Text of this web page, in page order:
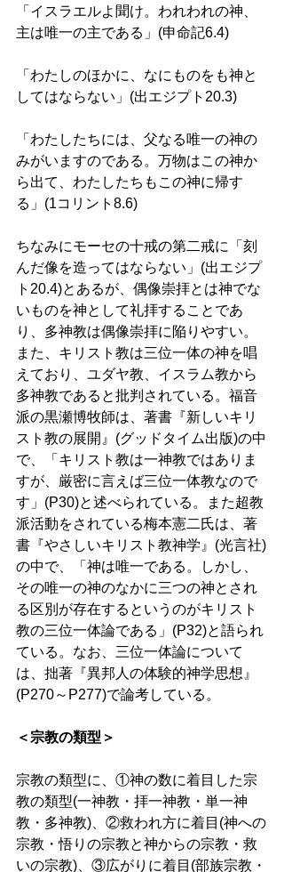
「イスラエルよ聞け。われわれの神、
主は唯一の主である」(申命記6.4)
「わたしのほかに、なにものをも神と
してはならない」(出エジプト20.3)
「わたしたちには、父なる唯一の神の
みがいますのである。万物はこの神か
ら出て、わたしたちもこの神に帰す
る」(1コリント8.6)
ちなみにモーセの十戒の第二戒に「刻
んだ像を造ってはならない」(出エジプ
ト20.4)とあるが、偶像崇拝とは神でな
いものを神として礼拝することであ
り、多神教は偶像崇拝に陥りやすい。
また、キリスト教は三位一体の神を唱
えており、ユダヤ教、イスラム教から
多神教であると批判されている。福音
派の黒瀬博牧師は、著書『新しいキリ
スト教の展開』(グッドタイム出版)の中
で、「キリスト教は一神教ではありま
すが、厳密に言えば三位一体教なので
す」(P30)と述べられている。また超教
派活動をされている梅本憲二氏は、著
書『やさしいキリスト教神学』(光言社)
の中で、「神は唯一である。しかし、
その唯一の神のなかに三つの神とされ
る区別が存在するというのがキリスト
教の三位一体論である」(P32)と語られ
ている。なお、三位一体論について
は、拙著『異邦人の体験的神学思想』
(P270～P277)で論考している。
＜宗教の類型＞
宗教の類型に、①神の数に着目した宗
教の類型(一神教・拝一神教・単一神
教・多神教)、②救われ方に着目(神への
宗教・悟りの宗教と神からの宗教・救
いの宗教)、③広がりに着目(部族宗教・